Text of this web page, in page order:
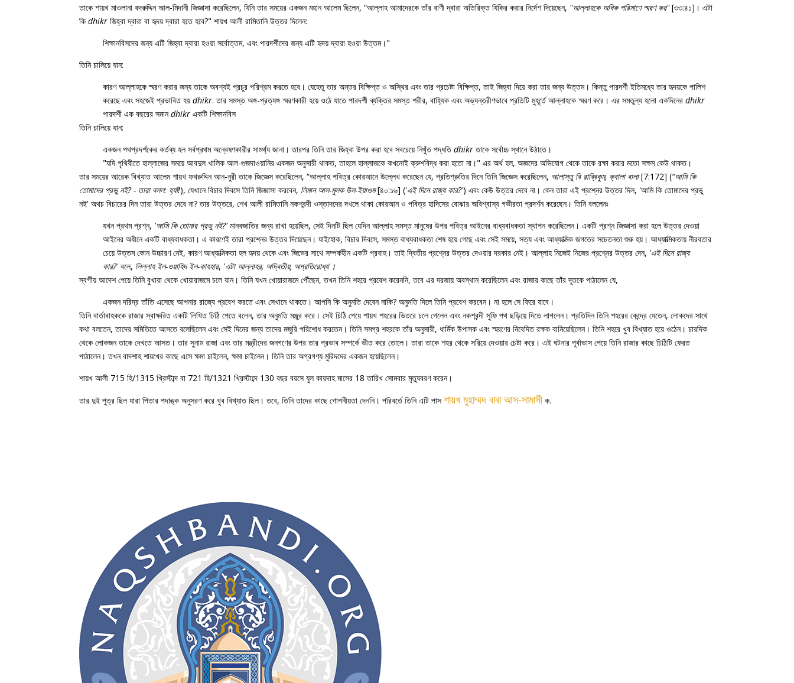
তাকে শায়খ মাওলানা বদরুদ্দিন আল-মিদানী জিজ্ঞাসা করেছিলেন, যিনি তার সময়ের একজন মহান আলেম ছিলেন, “আল্লাহ আমাদেরকে তাঁর বাণী দ্বারা অতিরিক্ত যিকির করার নির্দেশ দিয়েছেন, "আল্লাহকে অধিক পরিমাণে স্মরণ কর"[৩৩:৪১]। এটা
কিdhikr জিহ্বা দ্বারা বা হৃদয় দ্বারা হতে হবে?" শায়খ আলী রামিতানি উত্তর দিলেন:
শিক্ষানবিসদের জন্য এটি জিহ্বা দ্বারা হওয়া সর্বোত্তম, এবং পারদর্শীদের জন্য এটি হৃদয় দ্বারা হওয়া উত্তম।"
তিনি চালিয়ে যান:
কারণ আল্লাহকে স্মরণ করার জন্য তাকে অবশ্যই প্রচুর পরিশ্রম করতে হবে। যেহেতু তার অন্তর বিক্ষিপ্ত ও অস্থির এবং তার প্রচেষ্টা বিক্ষিপ্ত, তাই জিহ্বা দিয়ে করা তার জন্য উত্তম। কিন্তু পারদর্শী ইতিমধ্যে তার হৃদয়কে পালিশ
করেছে এবং সহজেই প্রভাবিত হয়dhikr. তার সমস্ত অঙ্গ-প্রত্যঙ্গ স্মরণকারী হয়ে ওঠে যাতে পারদর্শী ব্যক্তির সমস্ত শরীর, বাহ্যিক এবং অভ্যন্তরীণভাবে প্রতিটি মুহূর্তে আল্লাহকে স্মরণ করে। এর সমতুল্য হলো একদিনেরdhikr
পারদর্শী এক বছরের সমানdhikr একটি শিক্ষানবিস
তিনি চালিয়ে যান:
একজন পথপ্রদর্শকের কর্তব্য হল সর্বপ্রথম অন্বেষণকারীর সামর্থ্য জানা। তারপর তিনি তার জিহ্বা উপর করা হবে সবচেয়ে নিখুঁত পদ্ধতিdhikrতাকে সর্বোচ্চ স্থানে উঠাতে।
"যদি পৃথিবীতে হাল্লাজের সময়ে আবদুল খালিক আল-গুজদাওয়ানির একজন অনুসারী থাকত, তাহলে হাল্লাজকে কখনোই ক্রুশবিদ্ধ করা হতো না।" এর অর্থ হল, অজ্ঞদের অভিযোগ থেকে তাকে রক্ষা করার মতো সক্ষম কেউ থাকত।
তার সময়ের আরেক বিখ্যাত আলেম শায়খ ফখরুদ্দিন আন-নুরী তাকে জিজ্ঞেস করেছিলেন, “আল্লাহ পবিত্র কোরআনে উল্লেখ করেছেন যে, প্রতিশ্রুতির দিনে তিনি জিজ্ঞেস করেছিলেন, আলাস্তু বি রাব্বিকুম, ক্বালা বালা[7:172] (“আমি কি
তোমাদের প্রভু নই? - তারা বলল: হ্যাঁ!), যেখানে বিচার দিবসে তিনি জিজ্ঞাসা করবেন, লিমান আল-মুলক উল-ইয়াওম[৪০:১৬] ('এই দিনে রাজ্য কার?') এবং কেউ উত্তর দেবে না। কেন তারা এই প্রশ্নের উত্তর দিল, 'আমি কি তোমাদের প্রভু
নই' অথচ বিচারের দিন তারা উত্তর দেবে না? তার উত্তরে, শেখ আলী রামিতানি নকশবন্দী ওস্তাদদের দখলে থাকা কোরআন ও পবিত্র হাদিসের বোঝার অবিশ্বাস্য গভীরতা প্রদর্শন করেছেন। তিনি বললেনঃ
যখন প্রথম প্রশ্ন, 'আমি কি তোমার প্রভু নই?'মানবজাতির জন্য রাখা হয়েছিল, সেই দিনটি ছিল যেদিন আল্লাহ সমস্ত মানুষের উপর পবিত্র আইনের বাধ্যবাধকতা স্থাপন করেছিলেন। একটি প্রশ্ন জিজ্ঞাসা করা হলে উত্তর দেওয়া
আইনের অধীনে একটি বাধ্যবাধকতা। এ কারণেই তারা প্রশ্নের উত্তর দিয়েছেন। যাইহোক, বিচার দিবসে, সমস্ত বাধ্যবাধকতা শেষ হয়ে গেছে এবং সেই সময়ে, সত্য এবং আধ্যাত্মিক জগতের সচেতনতা শুরু হয়। আধ্যাত্মিকতায় নীরবতার
চেয়ে উত্তম কোন উচ্চারণ নেই, কারণ আধ্যাত্মিকতা হল হৃদয় থেকে এবং জিভের সাথে সম্পর্কহীন একটি প্রবাহ। তাই দ্বিতীয় প্রশ্নের উত্তর দেওয়ার দরকার নেই। আল্লাহ নিজেই নিজের প্রশ্নের উত্তর দেন, 'এই দিনে রাজ্য
কার?'বলে, লিল্লাহ ইল-ওয়াহিদ ইল-কাহহার, 'এটা আল্লাহর, অদ্বিতীয়, অপ্রতিরোধ্য'।
স্বর্গীয় আদেশ পেয়ে তিনি বুখারা থেকে খোয়ারাজমে চলে যান। তিনি যখন খোয়ারাজমে পৌঁছেন, তখন তিনি শহরে প্রবেশ করেননি, তবে এর দরজায় অবস্থান করেছিলেন এবং রাজার কাছে তাঁর দূতকে পাঠালেন যে,
একজন দরিদ্র তাঁতি এসেছে আপনার রাজ্যে প্রবেশ করতে এবং সেখানে থাকতে। আপনি কি অনুমতি দেবেন নাকি? অনুমতি দিলে তিনি প্রবেশ করবেন। না হলে সে ফিরে যাবে।
তিনি বার্তাবাহককে রাজার স্বাক্ষরিত একটি লিখিত চিঠি পেতে বলেন, তার অনুমতি মঞ্জুর করে। সেই চিঠি পেয়ে শায়খ শহরের ভিতরে চলে গেলেন এবং নকশবন্দী সুফি পথ ছড়িয়ে দিতে লাগলেন। প্রতিদিন তিনি শহরের কেন্দ্রে যেতেন, লোকদের সাথে
কথা বলতেন, তাদের সমিতিতে আসতে বলেছিলেন এবং সেই দিনের জন্য তাদের মজুরি পরিশোধ করতেন। তিনি সমগ্র শহরকে তাঁর অনুসারী, ধার্মিক উপাসক এবং স্মরণের নিবেদিত রক্ষক বানিয়েছিলেন। তিনি শহরে খুব বিখ্যাত হয়ে ওঠেন। চারদিক
থেকে লোকজন তাকে দেখতে আসত। তার সুনাম রাজা এবং তার মন্ত্রীদের জনগণের উপর তার প্রভাব সম্পর্কে ভীত করে তোলে। তারা তাকে শহর থেকে সরিয়ে দেওয়ার চেষ্টা করে। এই ঘটনার পূর্বাভাস পেয়ে তিনি রাজার কাছে চিঠিটি ফেরত
পাঠালেন। তখন বাদশাহ শায়খের কাছে এসে ক্ষমা চাইলেন, ক্ষমা চাইলেন। তিনি তার অগ্রগণ্য মুরিদদের একজন হয়েছিলেন।
শায়খ আলী 715 হি/1315 খ্রিস্টাব্দ বা 721 হি/1321 খ্রিস্টাব্দে 130 বছর বয়সে যুল কায়দাহ মাসের 18 তারিখ সোমবার মৃত্যুবরণ করেন।
তার দুই পুত্র ছিল যারা পিতার পদাঙ্ক অনুসরণ করে খুব বিখ্যাত ছিল। তবে, তিনি তাদের কাছে গোপনীয়তা দেননি। পরিবর্তে তিনি এটি পাস শায়খ মুহাম্মদ বাবা আস-সামাসীক.